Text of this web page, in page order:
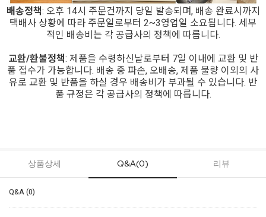
배송정책: 오후 14시 주문건까지 당일 발송되며, 배송 완료시까지
택배사 상황에 따라 주문일로부터 2~3영업일 소요됩니다. 세부
적인 배송비는 각 공급사의 정책에 따릅니다.
교환/환불정책: 제품을 수령하신날로부터 7일 이내에 교환 및 반
품 접수가 가능합니다. 배송 중 파손, 오배송, 제품 불량 이외의 사
유로 교환 및 반품을 하실 경우 배송비가 부과될 수 있습니다. 반
품 규정은 각 공급사의 정책에 따릅니다.
상품상세 Q&A(0) 리뷰
Q&A (0)